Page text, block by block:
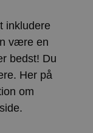
inkludere
være en
bedst! Du
Her på
om